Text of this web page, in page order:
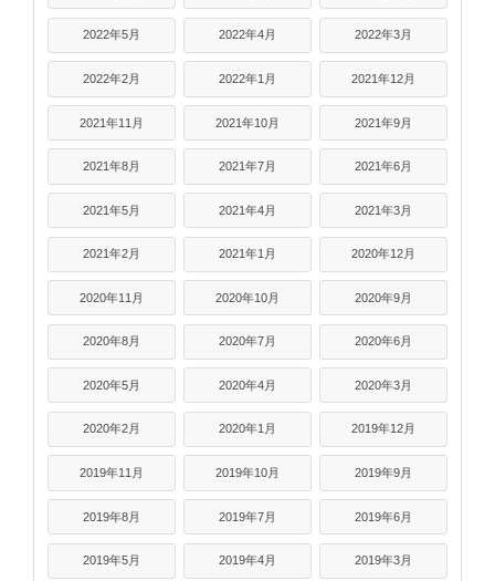
2022年5月 2022年4月 2022年3月
2022年2月 2022年1月 2021年12月
2021年11月 2021年10月 2021年9月
2021年8月 2021年7月 2021年6月
2021年5月 2021年4月 2021年3月
2021年2月 2021年1月 2020年12月
2020年11月 2020年10月 2020年9月
2020年8月 2020年7月 2020年6月
2020年5月 2020年4月 2020年3月
2020年2月 2020年1月 2019年12月
2019年11月 2019年10月 2019年9月
2019年8月 2019年7月 2019年6月
2019年5月 2019年4月 2019年3月